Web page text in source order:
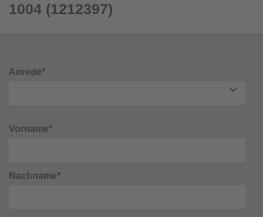
1004 (1212397)
Anrede*
Vorname*
Nachname*